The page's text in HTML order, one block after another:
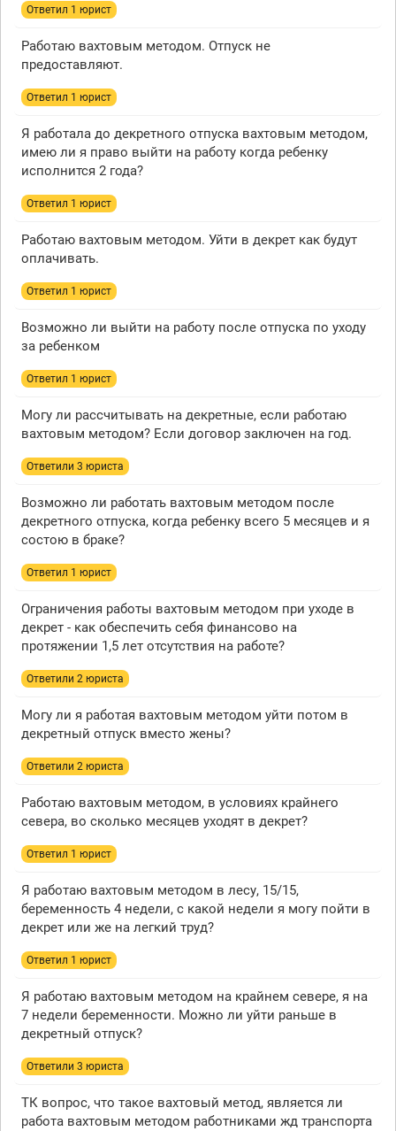
Ответил 1 юрист
Работаю вахтовым методом. Отпуск не
предоставляют.
Ответил 1 юрист
Я работала до декретного отпуска вахтовым методом,
имею ли я право выйти на работу когда ребенку
исполнится 2 года?
Ответил 1 юрист
Работаю вахтовым методом. Уйти в декрет как будут
оплачивать.
Ответил 1 юрист
Возможно ли выйти на работу после отпуска по уходу
за ребенком
Ответил 1 юрист
Могу ли рассчитывать на декретные, если работаю
вахтовым методом? Если договор заключен на год.
Ответили 3 юристa
Возможно ли работать вахтовым методом после
декретного отпуска, когда ребенку всего 5 месяцев и я
состою в браке?
Ответил 1 юрист
Ограничения работы вахтовым методом при уходе в
декрет - как обеспечить себя финансово на
протяжении 1,5 лет отсутствия на работе?
Ответили 2 юристa
Могу ли я работая вахтовым методом уйти потом в
декретный отпуск вместо жены?
Ответили 2 юристa
Работаю вахтовым методом, в условиях крайнего
севера, во сколько месяцев уходят в декрет?
Ответил 1 юрист
Я работаю вахтовым методом в лесу, 15/15,
беременность 4 недели, с какой недели я могу пойти в
декрет или же на легкий труд?
Ответил 1 юрист
Я работаю вахтовым методом на крайнем севере, я на
7 недели беременности. Можно ли уйти раньше в
декретный отпуск?
Ответили 3 юристa
ТК вопрос, что такое вахтовый метод, является ли
работа вахтовым методом работниками жд транспорта